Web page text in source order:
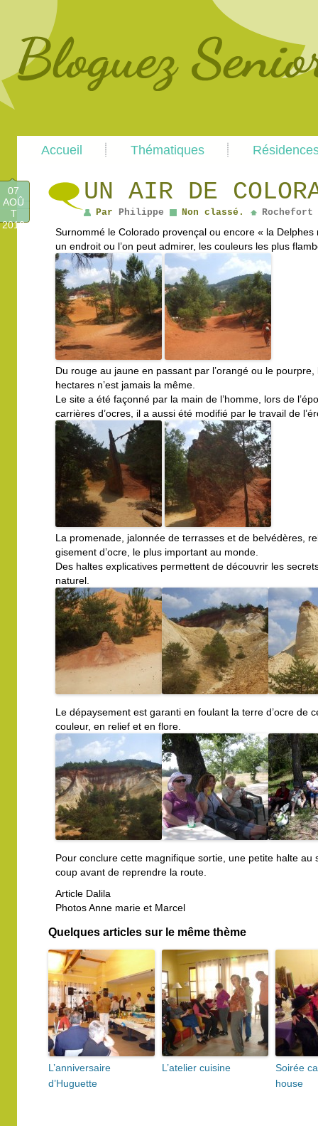
menuAccueil Thématiques
UN AIR DE
07
AOÛ
T
2010
Par Philippe Non classé. Rochefort
Surnommé le Colorado provençal ou encore « la Delphes
un endroit ou l’on peut admirer, les couleurs les plus
Du rouge au jaune en passant par l’orangé ou le
hectares n’est jamais la même.
Le site a été façonné par la main de l’homme, lors de
carrières d’ocres, il a aussi été modifié par le travail de
La promenade, jalonnée de terrasses et de belvédères,
gisement d’ocre, le plus important au monde.
Des haltes explicatives permettent de découvrir les
naturel.
Le dépaysement est garanti en foulant la terre d’ocre de
couleur, en relief et en flore.
Pour conclure cette magnifique sortie, une petite halte au
coup avant de reprendre la route.
Article Dalila
Photos Anne marie et Marcel
Quelques articles sur le même thème
L’anniversaire
d’Huguette
L’atelier cuisine
Soirée
house